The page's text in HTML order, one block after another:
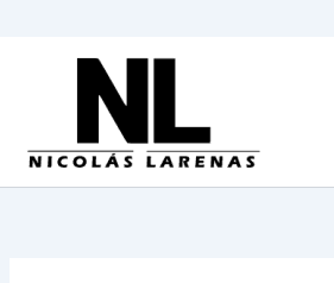
содержимому